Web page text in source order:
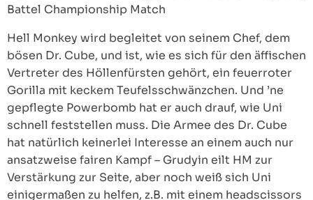
Battel Championship Match
Hell Monkey wird begleitet von seinem Chef, dem
bösen Dr. Cube, und ist, wie es sich für den äffischen
Vertreter des Höllenfürsten gehört, ein feuerroter
Gorilla mit keckem Teufelsschwänzchen. Und ’ne
gepflegte Powerbomb hat er auch drauf, wie Uni
schnell feststellen muss. Die Armee des Dr. Cube
hat natürlich keinerlei Interesse an einem auch nur
ansatzweise fairen Kampf – Grudyin eilt HM zur
Verstärkung zur Seite, aber noch weiß sich Uni
einigermaßen zu helfen, z.B. mit einem headscissors